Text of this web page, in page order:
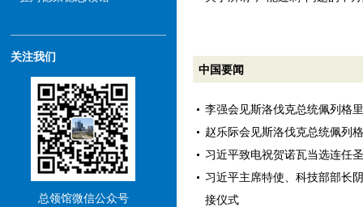
关注我们
总领馆微信公众号
中国要闻
李强会见斯洛伐克总统佩列格
赵乐际会见斯洛伐克总统佩列
习近平致电祝贺诺瓦当选连任
习近平主席特使、科技部部长
接仪式